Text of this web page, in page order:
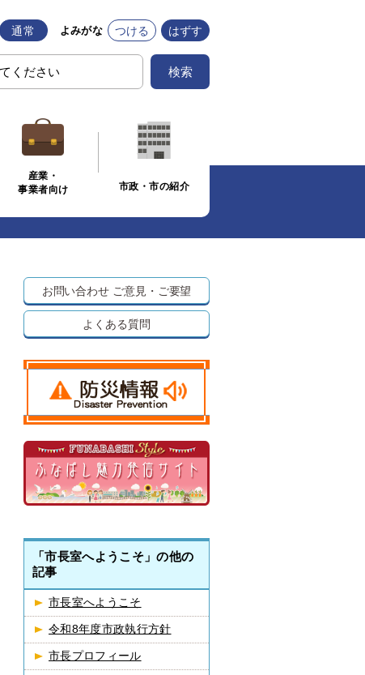
通常 よみがな つける はずす
検索
産業・
事業者向け
市政・市の紹介
お問い合わせ ご意見・ご要望
よくある質問
「市長室へようこそ」の他の
記事
市長室へようこそ
令和8年度市政執行方針
市長プロフィール